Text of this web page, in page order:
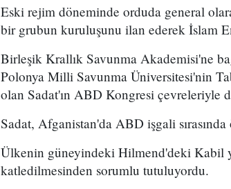
Eski rejim döneminde orduda general
bir grubun kuruluşunu ilan ederek İslam
Birleşik Krallık Savunma Akademisi'ne
Polonya Milli Savunma Üniversitesi'nin
olan Sadat'ın ABD Kongresi çevreleriyle
Sadat, Afganistan'da ABD işgali
Ülkenin güneyindeki Hilmend'deki Kabil
katledilmesinden sorumlu tutuluyordu.